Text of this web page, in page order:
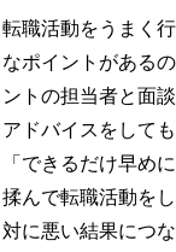
転職活動をうまく
なポイントがある
ントの担当者と面
アドバイスをして
「できるだけ早め
揉んで転職活動を
対に悪い結果につ